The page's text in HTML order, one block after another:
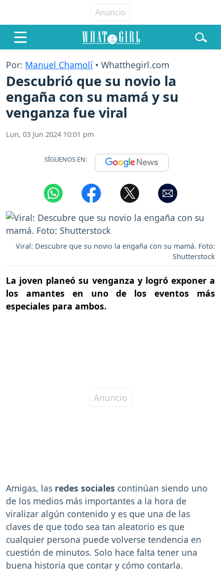
Por: Manuel Chamolí • Whatthegirl.com
Descubrió que su novio la
engaña con su mamá y su
venganza fue viral
Lun, 03 Jun 2024 10:01 pm
SÍGUENOS EN:
Viral: Descubre que su novio la engaña con su mamá. Foto:
Shutterstock
La joven planeó su venganza y logró exponer a
los amantes en uno de los eventos más
especiales para ambos.
Amigas, las redes sociales continúan siendo uno
de los medios más importantes a la hora de
viralizar algún contenido y es que una de las
claves de que todo sea tan aleatorio es que
cualquier persona puede volverse tendencia en
cuestión de minutos. Solo hace falta tener una
buena historia que contar y cómo contarla.